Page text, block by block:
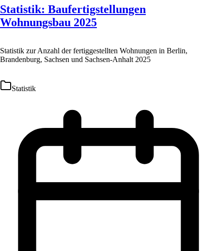
Statistik: Baufertigstellungen
Wohnungsbau 2025
Statistik zur Anzahl der fertiggestellten Wohnungen in Berlin,
Brandenburg, Sachsen und Sachsen-Anhalt 2025
Statistik